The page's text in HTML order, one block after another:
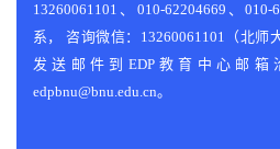
13260061101、010-62204669、010-
系， 咨询微信：13260061101（北师
发送邮件到EDP教育中心邮箱
edpbnu@bnu.edu.cn。